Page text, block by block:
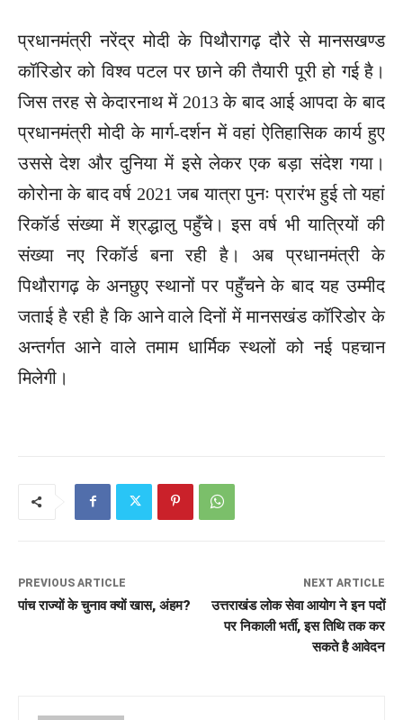
प्रधानमंत्री नरेंद्र मोदी के पिथौरागढ़ दौरे से मानसखण्ड
कॉरिडोर को विश्व पटल पर छाने की तैयारी पूरी हो गई है।
जिस तरह से केदारनाथ में 2013 के बाद आई आपदा के बाद
प्रधानमंत्री मोदी के मार्ग-दर्शन में वहां ऐतिहासिक कार्य हुए
उससे देश और दुनिया में इसे लेकर एक बड़ा संदेश गया।
कोरोना के बाद वर्ष 2021 जब यात्रा पुनः प्रारंभ हुई तो यहां
रिकॉर्ड संख्या में श्रद्धालु पहुँचे। इस वर्ष भी यात्रियों की
संख्या नए रिकॉर्ड बना रही है। अब प्रधानमंत्री के
पिथौरागढ़ के अनछुए स्थानों पर पहुँचने के बाद यह उम्मीद
जताई है रही है कि आने वाले दिनों में मानसखंड कॉरिडोर के
अन्तर्गत आने वाले तमाम धार्मिक स्थलों को नई पहचान
मिलेगी।
PREVIOUS ARTICLE
पांच राज्यों के चुनाव क्यों खास, अंहम?
NEXT ARTICLE
उत्तराखंड लोक सेवा आयोग ने इन पदों
पर निकाली भर्ती, इस तिथि तक कर
सकते है आवेदन